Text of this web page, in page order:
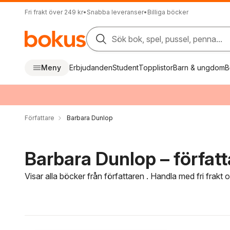
Fri frakt över 249 kr• Snabba leveranser• Billiga böcker
Sök bok, spel, pussel, penna...
Meny ErbjudandenStudentTopplistorBarn & ungdom
Författare Barbara Dunlop
Barbara Dunlop –
Visar alla böcker från författaren . Handla med fri frakt